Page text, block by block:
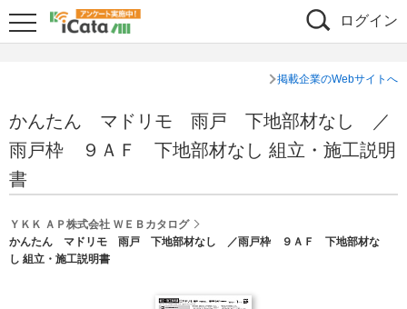
ログイン
掲載企業のWebサイトへ
かんたん マドリモ 雨戸 下地部材なし ／
雨戸枠 ９ＡＦ 下地部材なし 組立・施工説明
書
ＹＫＫ ＡＰ株式会社 ＷＥＢカタログ
かんたん マドリモ 雨戸 下地部材なし ／雨戸枠 ９ＡＦ 下地部材な
し 組立・施工説明書